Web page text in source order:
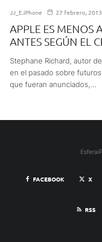
JJ_E.iPhone 27 febrero, 2013
APPLE ES MENOS
ANTES SEGÚN EL
Stephane Richard, autor
en el pasado sobre
que fueran anunciados,...
FACEBOOK X
RSS